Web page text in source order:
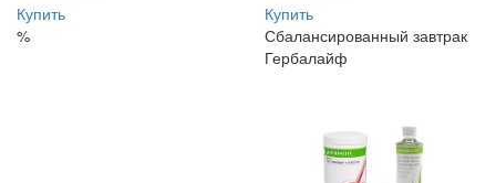
Купить
%
Купить
Сбалансированный завтрак
Гербалайф